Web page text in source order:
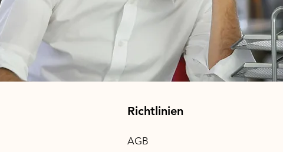
Hoymiles 800W
Preis
199,00 €
Richtlinien
AGB